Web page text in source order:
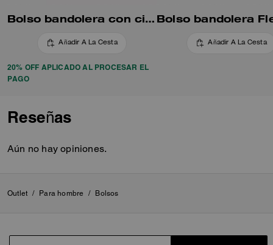
Bolso bandolera con cierre giratorio
Añadir A La Cesta
20% OFF APLICADO AL PROCESAR EL
PAGO
Añadir A La Cesta
Reseñas
Aún no hay opiniones.
Outlet / Para hombre / Bolsos